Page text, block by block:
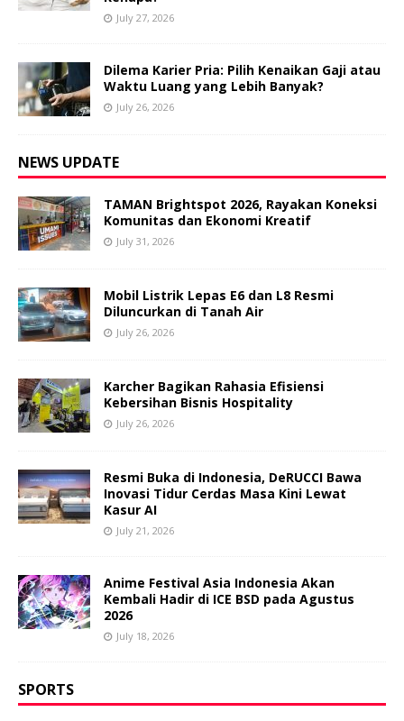
July 27, 2026
Dilema Karier Pria: Pilih Kenaikan Gaji atau
Waktu Luang yang Lebih Banyak?
July 26, 2026
NEWS UPDATE
TAMAN Brightspot 2026, Rayakan Koneksi
Komunitas dan Ekonomi Kreatif
July 31, 2026
Mobil Listrik Lepas E6 dan L8 Resmi
Diluncurkan di Tanah Air
July 26, 2026
Karcher Bagikan Rahasia Efisiensi
Kebersihan Bisnis Hospitality
July 26, 2026
Resmi Buka di Indonesia, DeRUCCI Bawa
Inovasi Tidur Cerdas Masa Kini Lewat
Kasur AI
July 21, 2026
Anime Festival Asia Indonesia Akan
Kembali Hadir di ICE BSD pada Agustus
2026
July 18, 2026
SPORTS